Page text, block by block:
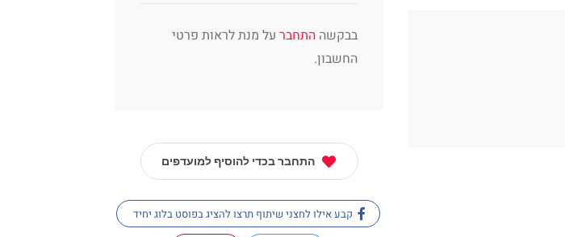
בבקשה התחבר על מנת לראות פרטי
החשבון.
התחבר בכדי להוסיף למועדפים
קבע אילו לחצני שיתוף תרצו להציג בפוסט בלוג יחיד